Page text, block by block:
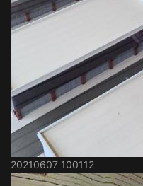
20210607 100112